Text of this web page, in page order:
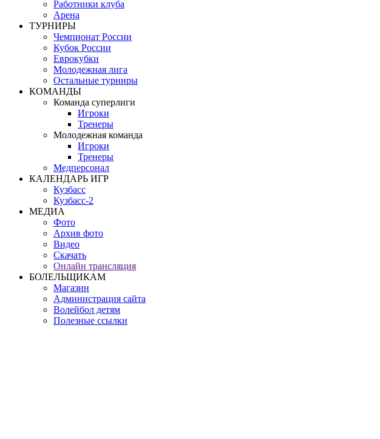
Работники клуба
Арена
ТУРНИРЫ
Чемпионат России
Кубок России
Еврокубки
Молодежная лига
Остальные турниры
КОМАНДЫ
Команда суперлиги
Игроки
Тренеры
Молодежная команда
Игроки
Тренеры
Медперсонал
КАЛЕНДАРЬ ИГР
Кузбасс
Кузбасс-2
МЕДИА
Фото
Архив фото
Видео
Скачать
Онлайн трансляция
БОЛЕЛЬЩИКАМ
Магазин
Администрация сайта
Волейбол детям
Полезные ссылки